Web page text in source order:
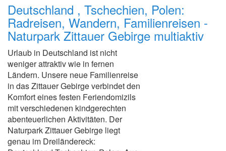
Deutschland , Tschechien, Polen:
Radreisen, Wandern, Familienreisen -
Naturpark Zittauer Gebirge multiaktiv
Urlaub in Deutschland ist nicht
weniger attraktiv wie in fernen
Ländern. Unsere neue Familienreise
in das Zittauer Gebirge verbindet den
Komfort eines festen Feriendomizils
mit verschiedenen kindgerechten
abenteuerlichen Aktivitäten. Der
Naturpark Zittauer Gebirge liegt
genau im Dreiländereck: